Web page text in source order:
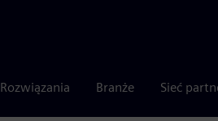
Rozwiązania Branże Sieć